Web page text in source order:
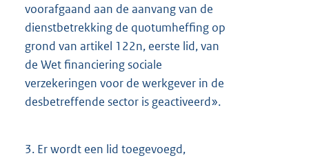
voorafgaand aan de aanvang van de
dienstbetrekking de quotumheffing op
grond van artikel 122n, eerste lid, van
de Wet financiering sociale
verzekeringen voor de werkgever in de
desbetreffende sector is geactiveerd».
3. Er wordt een lid toegevoegd,